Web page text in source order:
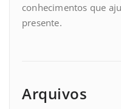
conhecimentos que
presente.
Arquivos